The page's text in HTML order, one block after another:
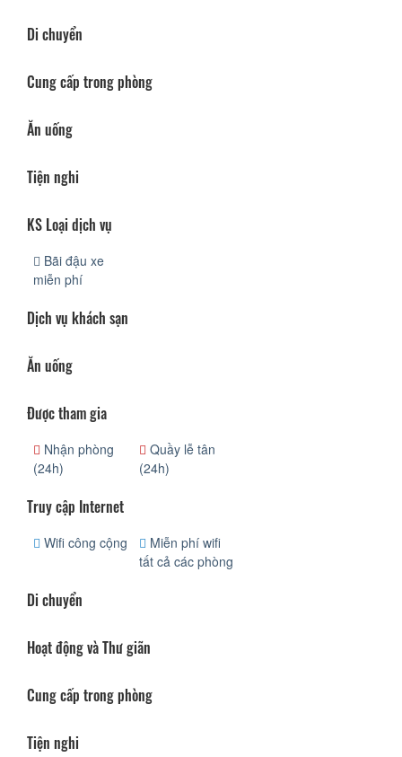
Di chuyển
Cung cấp trong phòng
Ăn uống
Tiện nghi
KS Loại dịch vụ
Bãi đậu xe
miễn phí
Dịch vụ khách sạn
Ăn uống
Được tham gia
Nhận phòng
(24h)
Quầy lễ tân
(24h)
Truy cập Internet
Wifi công cộng
Miễn phí wifi
tất cả các phòng
Di chuyển
Hoạt động và Thư giãn
Cung cấp trong phòng
Tiện nghi